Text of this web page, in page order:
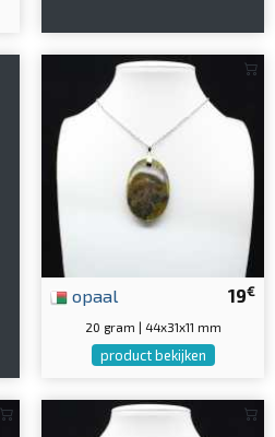
19€
opaal
20 gram | 44x31x11 mm
product bekijken